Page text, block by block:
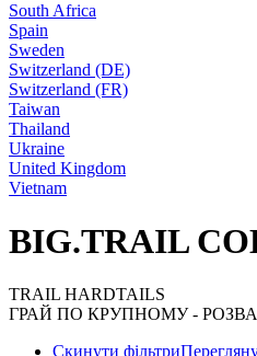
South Africa
Spain
Sweden
Switzerland (DE)
Switzerland (FR)
Taiwan
Thailand
Ukraine
United Kingdom
Vietnam
BIG.TRAIL
TRAIL HARDTAILS
ГРАЙ ПО КРУПНОМУ -
Скинути фільтри